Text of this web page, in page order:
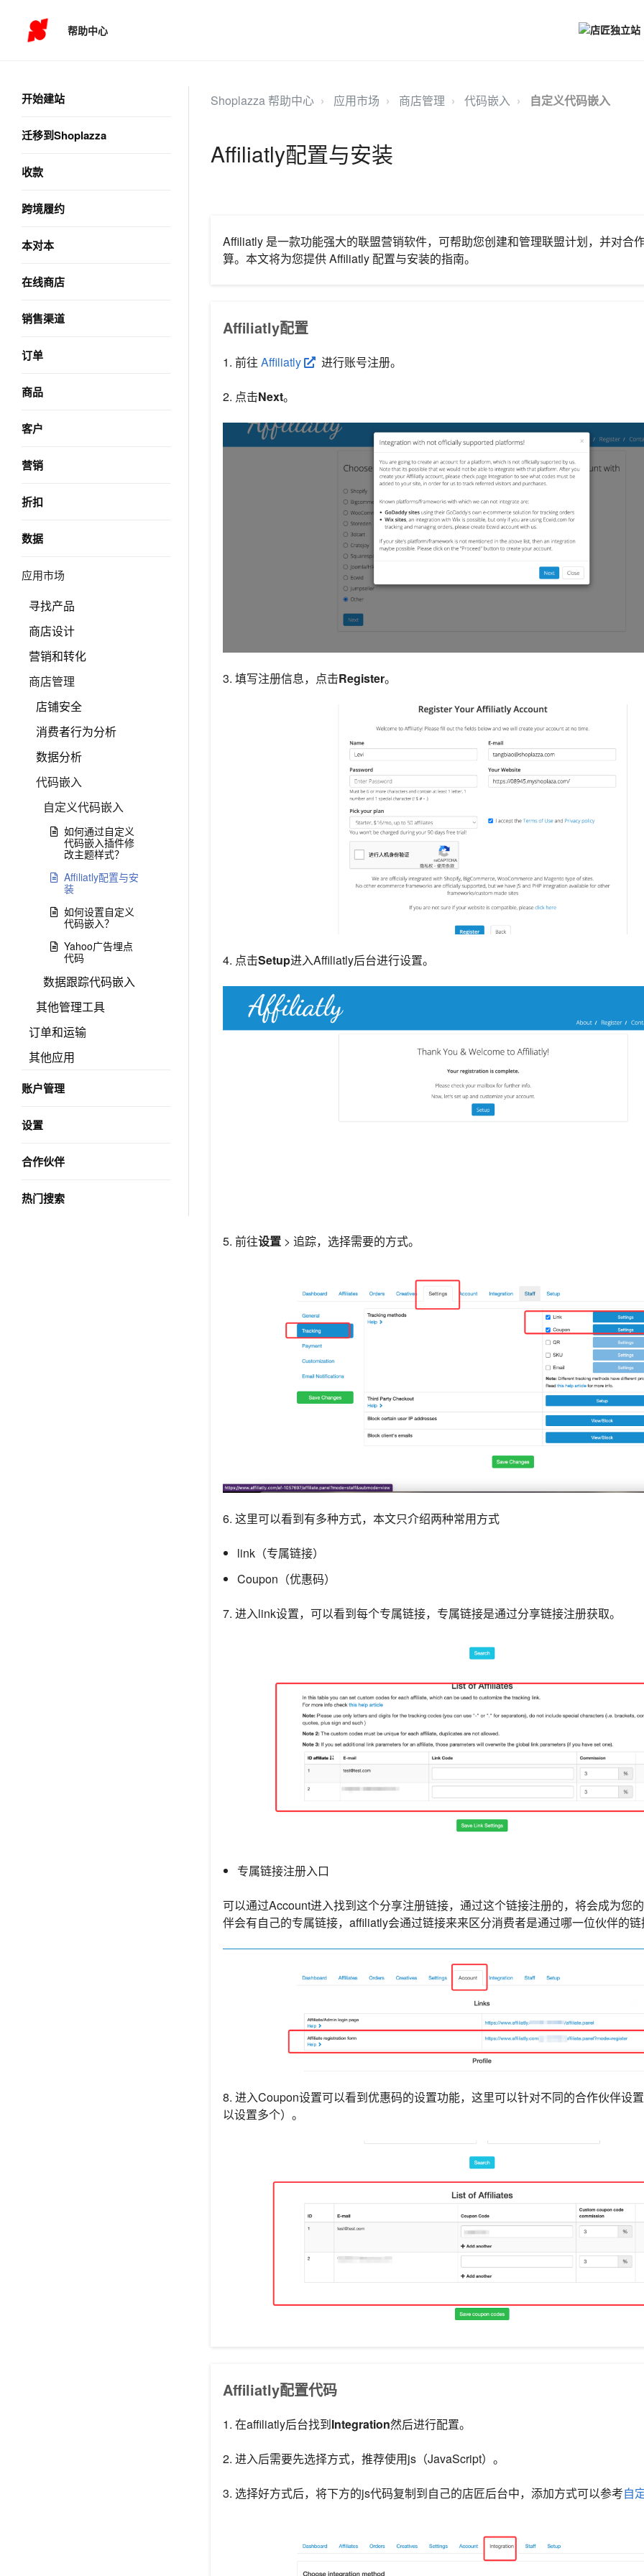
帮助中心
开始建站
迁移到Shoplazza
收款
跨境履约
本对本
在线商店
销售渠道
订单
商品
客户
营销
折扣
数据
应用市场
寻找产品
商店设计
营销和转化
商店管理
店铺安全
消费者行为分析
数据分析
代码嵌入
自定义代码嵌入
如何通过自定义
代码嵌入插件修
改主题样式？
Affiliatly配置与安
装
如何设置自定义
代码嵌入？
Yahoo广告埋点
代码
数据跟踪代码嵌入
其他管理工具
订单和运输
其他应用
账户管理
设置
合作伙伴
热门搜索
Shoplazza 帮助中心 应用市场 商店管理 代码嵌入 自定义代码嵌入
Affiliatly配置与安装
Affiliatly 是一款功能强大的联盟营销软件，可帮助您创建和管理联盟计划，并对合
算。本文将为您提供 Affiliatly 配置与安装的指南。
Affiliatly配置
1. 前往 Affiliatly 进行账号注册。
2. 点击Next。
3. 填写注册信息，点击Register。
4. 点击Setup进入Affiliatly后台进行设置。
5. 前往设置> 追踪，选择需要的方式。
6. 这里可以看到有多种方式，本文只介绍两种常用方式
link（专属链接）
Coupon（优惠码）
7. 进入link设置，可以看到每个专属链接，专属链接是通过分享链接注册获取。
专属链接注册入口
可以通过Account进入找到这个分享注册链接，通过这个链接注册的，将会成为您
伴会有自己的专属链接， affiliatly会通过链接来来区分消费者是通过哪一位伙伴的
8. 进入Coupon设置可以看到优惠码的设置功能，这里可以针对不同的合作伙伴设
以设置多个）。
Affiliatly配置代码
1. 在affiliatly后台找到Integration然后进行配置。
2. 进入后需要先选择方式，推荐使用js（JavaScript）。
3. 选择好方式后，将下方的js代码复制到自己的店匠后台中，添加方式可以参考自